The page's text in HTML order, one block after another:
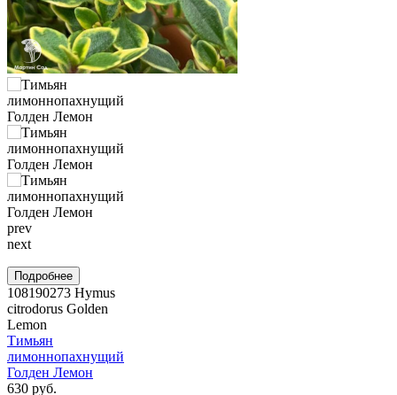
prev
next
Подробнее
108190273 Hymus
citrodorus Golden
Lemon
Тимьян
лимоннопахнущий
Голден Лемон
630 руб.